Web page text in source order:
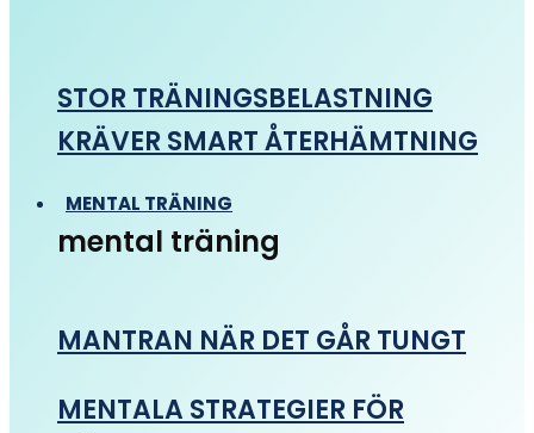
STOR TRÄNINGSBELASTNING
KRÄVER SMART ÅTERHÄMTNING
MENTAL TRÄNING
mental träning
MANTRAN NÄR DET GÅR TUNGT
MENTALA STRATEGIER FÖR